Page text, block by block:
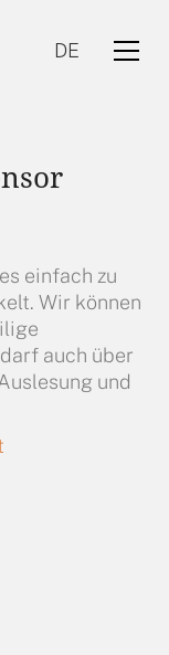
DE
einfach zu
Wir können
auch über
und